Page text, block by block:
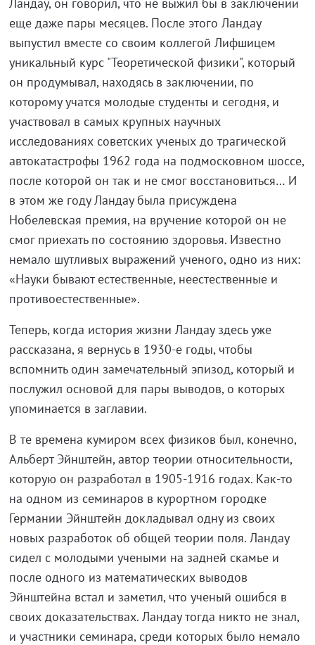
еще даже пары месяцев. После этого Ландау
выпустил вместе со своим коллегой Лифшицем
уникальный курс "Теоретической физики", который
он продумывал, находясь в заключении, по
которому учатся молодые студенты и сегодня, и
участвовал в самых крупных научных
исследованиях советских ученых до трагической
автокатастрофы 1962 года на подмосковном шоссе,
после которой он так и не смог восстановиться… И
в этом же году Ландау была присуждена
Нобелевская премия, на вручение которой он не
смог приехать по состоянию здоровья. Известно
немало шутливых выражений ученого, одно из них:
«Науки бывают естественные, неестественные и
противоестественные».
Теперь, когда история жизни Ландау здесь уже
рассказана, я вернусь в 1930-е годы, чтобы
вспомнить один замечательный эпизод, который и
послужил основой для пары выводов, о которых
упоминается в заглавии.
В те времена кумиром всех физиков был, конечно,
Альберт Эйнштейн, автор теории относительности,
которую он разработал в 1905-1916 годах. Как-то
на одном из семинаров в курортном городке
Германии Эйнштейн докладывал одну из своих
новых разработок об общей теории поля. Ландау
сидел с молодыми учеными на задней скамье и
после одного из математических выводов
Эйнштейна встал и заметил, что ученый ошибся в
своих доказательствах. Ландау тогда никто не знал,
и участники семинара, среди которых было немало